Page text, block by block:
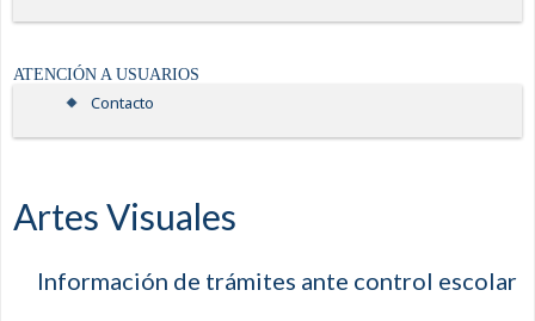
ATENCIÓN A USUARIOS
Contacto
Artes Visuales
Información de trámites ante control escolar